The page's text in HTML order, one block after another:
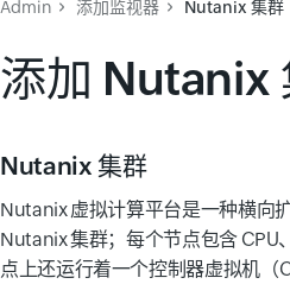
Admin 添加监视器 Nutanix 集群
添加 Nutanix
Nutanix 集群
Nutanix 虚拟计算平台是一种横向
Nutanix 集群；每个节点包含
点上还运行着一个控制器虚拟机（